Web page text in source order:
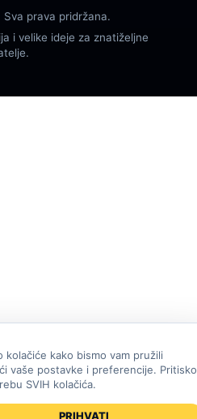
prava pridržana.
i velike ideje za znatiželjne
kako bismo vam pružili
vaše postavke i preferencije.
SVIH kolačića.
PRIHVATI